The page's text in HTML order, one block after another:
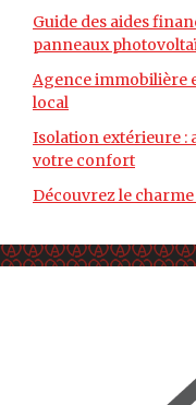
Guide des aides
panneaux
Agence immobilière
local
Isolation extérieure :
votre confort
Découvrez le